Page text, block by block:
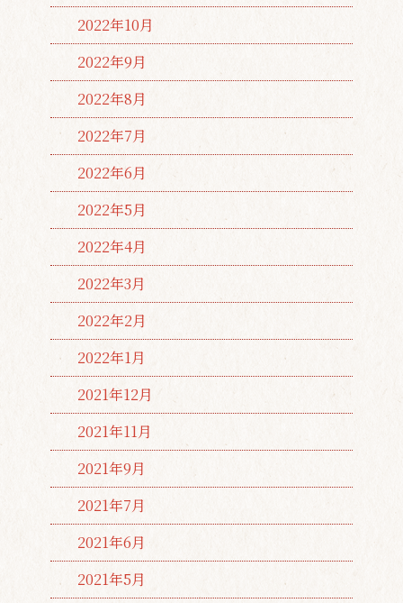
2022年10月
2022年9月
2022年8月
2022年7月
2022年6月
2022年5月
2022年4月
2022年3月
2022年2月
2022年1月
2021年12月
2021年11月
2021年9月
2021年7月
2021年6月
2021年5月